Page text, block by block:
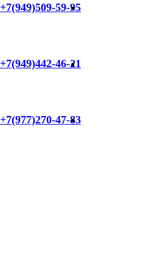
+7(949)509-59-95
+7(949)442-46-21
+7(977)270-47-83